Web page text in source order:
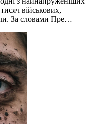
військових,
За словами Пре…